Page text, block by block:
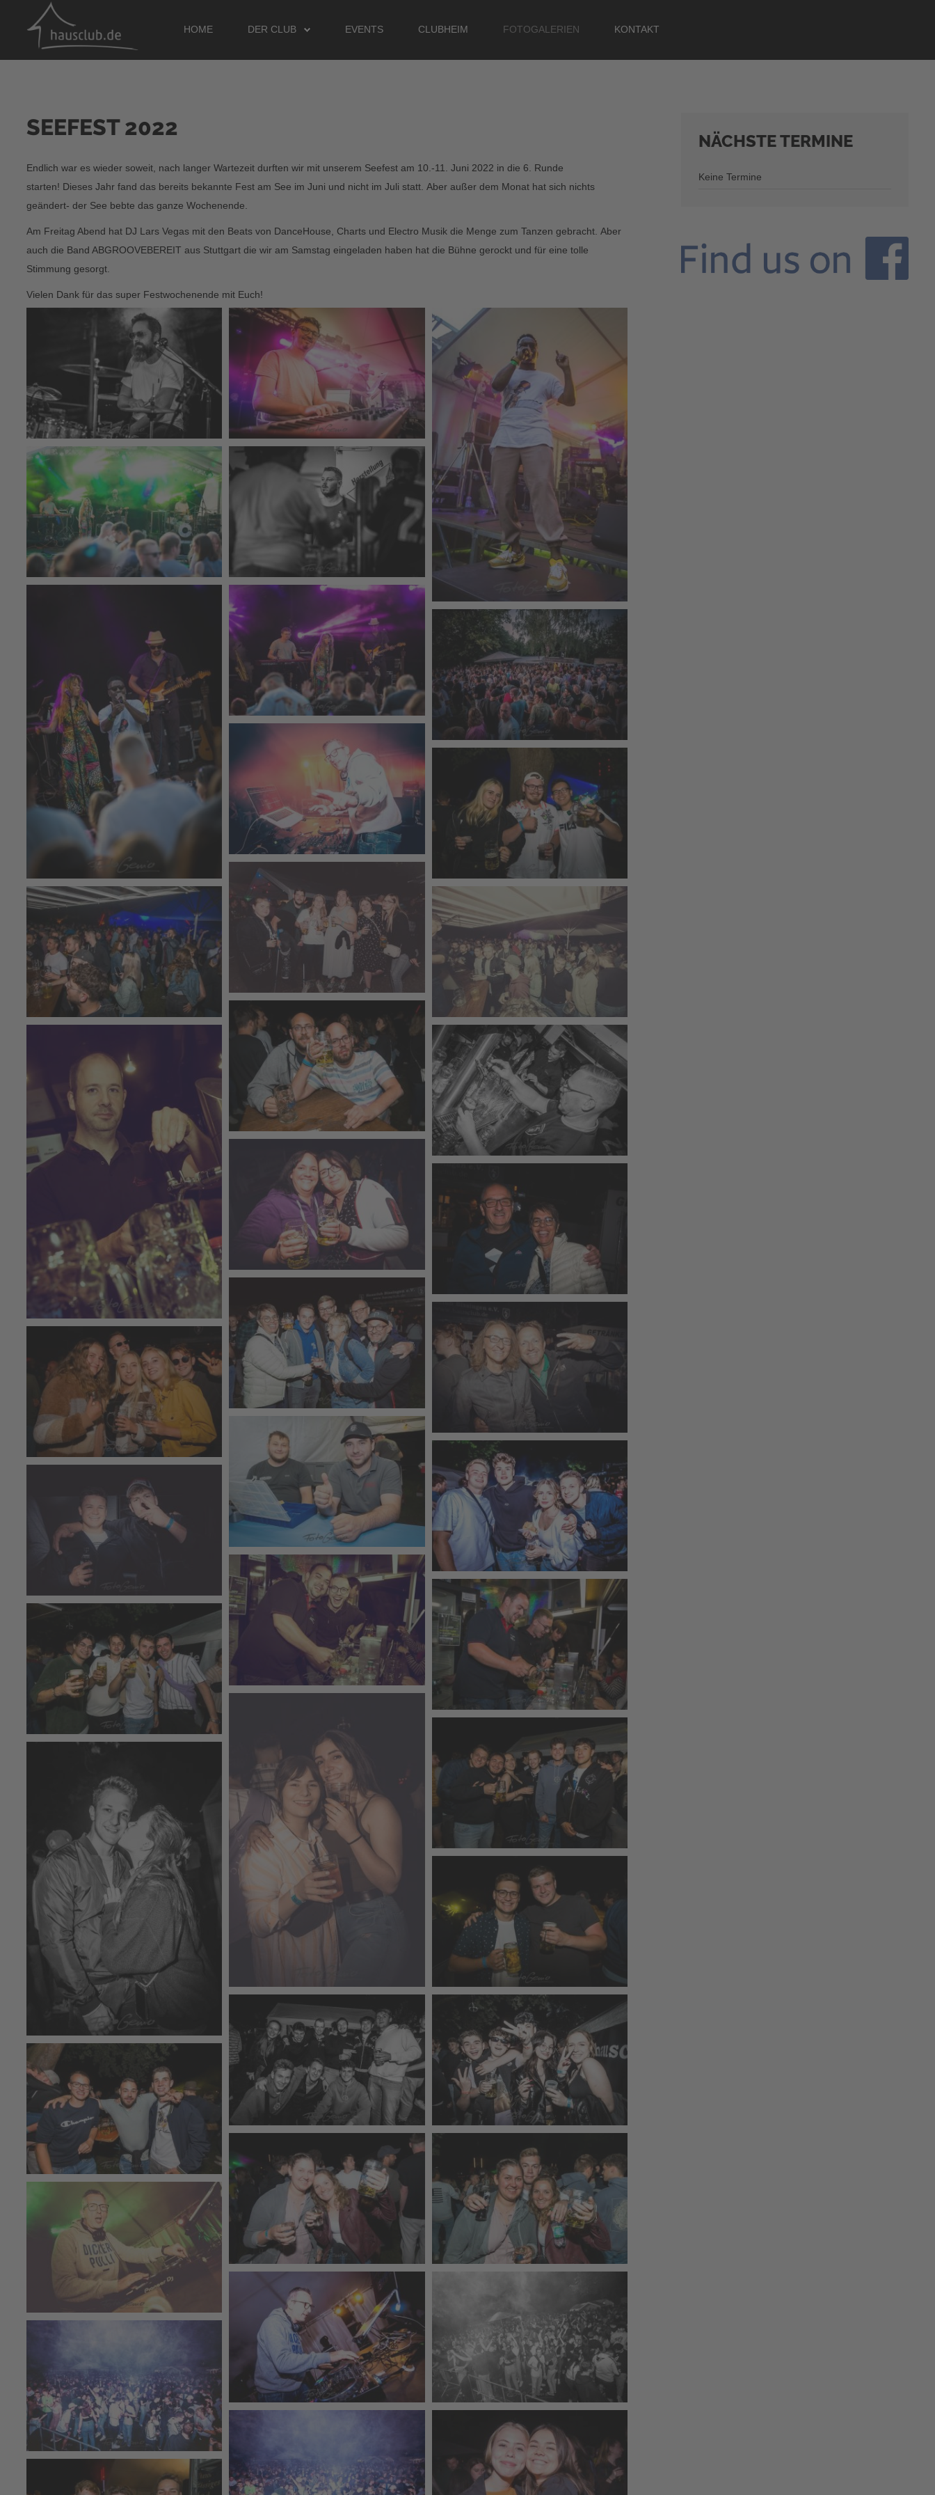
HOME DER CLUB EVENTS CLUBHEIM FOTOGALERIEN KONTAKT
SEEFEST 2022
Endlich war es wieder soweit, nach langer Wartezeit durften wir mit unserem Seefest am 10.-11. Juni 2022 in die 6. Runde
starten! Dieses Jahr fand das bereits bekannte Fest am See im Juni und nicht im Juli statt. Aber außer dem Monat hat sich nichts
geändert- der See bebte das ganze Wochenende.
Am Freitag Abend hat DJ Lars Vegas mit den Beats von DanceHouse, Charts und Electro Musik die Menge zum Tanzen gebracht. Aber
auch die Band ABGROOVEBEREIT aus Stuttgart die wir am Samstag eingeladen haben hat die Bühne gerockt und für eine tolle
Stimmung gesorgt.
Vielen Dank für das super Festwochenende mit Euch!
NÄCHSTETERMINE
Keine Termine